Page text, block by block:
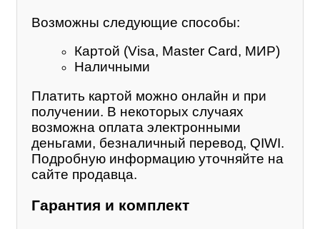
Возможны следующие способы:
Картой (Visa, Master Card, МИР)
Наличными
Платить картой можно онлайн и при
получении. В некоторых случаях
возможна оплата электронными
деньгами, безналичный перевод, QIWI.
Подробную информацию уточняйте на
сайте продавца.
Гарантия и комплект